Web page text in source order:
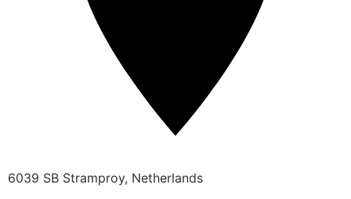
6039 SB Stramproy, Netherlands